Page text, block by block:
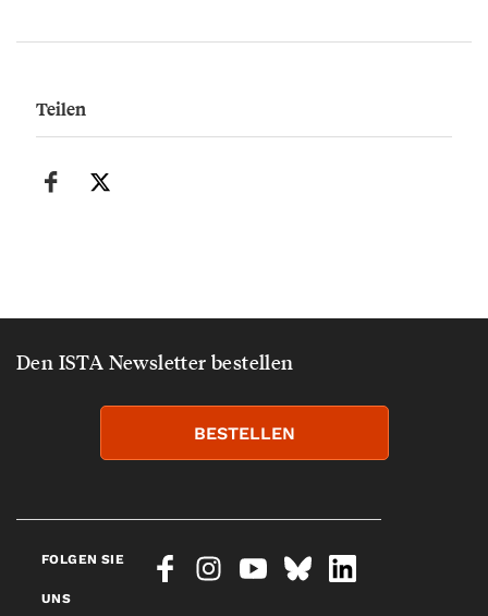
Teilen
Den ISTA Newsletter bestellen
BESTELLEN
FOLGEN SIE
UNS